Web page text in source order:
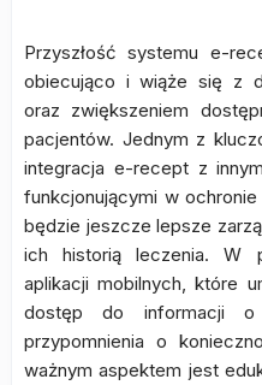
Przyszłość systemu e-
obiecująco i wiąże się z
oraz zwiększeniem
pacjentów. Jednym z
integracja e-recept z
funkcjonującymi w
będzie jeszcze lepsze
ich historią leczenia. W
aplikacji mobilnych, które
dostęp do informacji o
przypomnienia o
ważnym aspektem jest